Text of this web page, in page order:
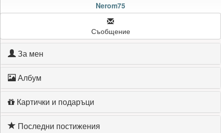
Nerom75
Съобщение
За мен
Албум
Картички и подаръци
Последни постижения